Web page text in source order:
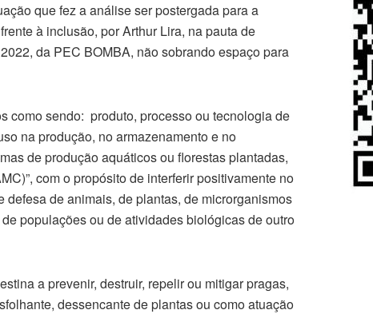
que fez a análise ser postergada para a
à inclusão, por Arthur Lira, na pauta de
da PEC BOMBA, não sobrando espaço para
como sendo: produto, processo ou tecnologia de
na produção, no armazenamento e no
de produção aquáticos ou florestas plantadas,
com o propósito de interferir positivamente no
de animais, de plantas, de microrganismos
populações ou de atividades biológicas de outro
a prevenir, destruir, repelir ou mitigar pragas,
dessencante de plantas ou como atuação